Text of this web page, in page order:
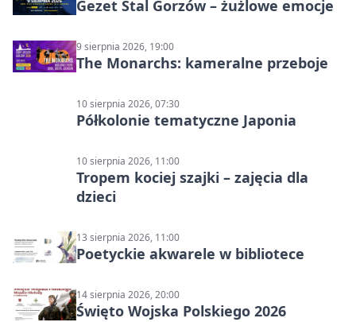
Gezet Stal Gorzów – żużlowe emocje
9 sierpnia 2026, 19:00
The Monarchs: kameralne przeboje
10 sierpnia 2026, 07:30
Półkolonie tematyczne Japonia
10 sierpnia 2026, 11:00
Tropem kociej szajki – zajęcia dla
dzieci
13 sierpnia 2026, 11:00
Poetyckie akwarele w bibliotece
14 sierpnia 2026, 20:00
Święto Wojska Polskiego 2026